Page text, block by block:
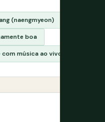
(naengmyeon)
boa
música ao vivo